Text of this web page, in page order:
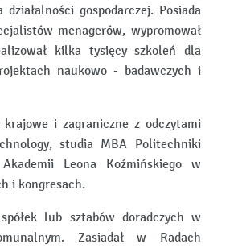
gospodarczej. Posiada
menagerów, wypromował
kilka tysięcy szkoleń dla
naukowo - badawczych i
i zagraniczne z odczytami
studia MBA Politechniki
Leona Koźmińskiego w
i kongresach.
lub sztabów doradczych w
Zasiadał w Radach